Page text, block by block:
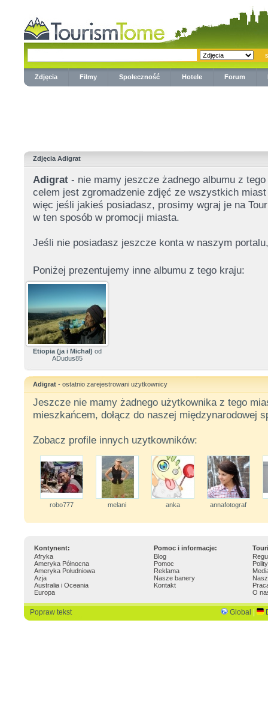
Zdjęcia Filmy Społeczność Hotele Forum
Zdjęcia Adigrat
Adigrat - nie mamy jeszcze żadnego albumu z
celem jest zgromadzenie zdjęć ze wszystkich
więc jeśli jakieś posiadasz, prosimy wgraj je na
w ten sposób w promocji miasta.
Jeśli nie posiadasz jeszcze konta w naszym
Poniżej prezentujemy inne albumu z tego kraju:
Etiopia (ja i Michał) od
ADudus85
Adigrat - ostatnio zarejestrowani użytkownicy
Jeszcze nie mamy żadnego użytkownika z tego
mieszkańcem, dołącz do naszej międzynarodowej
Zobacz profile innych uzytkowników:
robo777 melani anka annafotograf
Kontynent: Pomoc i informacje:
Afryka
Ameryka Północna
Ameryka Południowa
Azja
Australia i Oceania
Europa
Blog
Pomoc
Reklama
Nasze banery
Kontakt
O
Popraw tekst Global